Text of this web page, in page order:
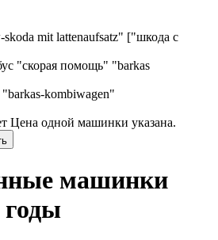
mit lattenaufsatz" ["шкода с
"скорая помощь" "barkas
kombiwagen"
Цена одной машинки указана.
машинки
годы